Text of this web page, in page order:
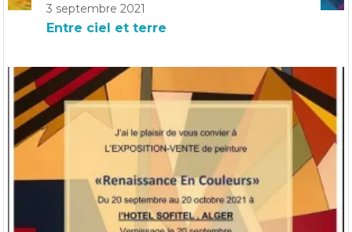
3 septembre 2021
Entre ciel et terre